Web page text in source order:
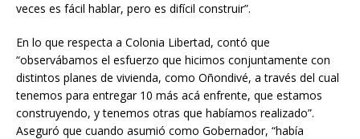
veces es fácil hablar, pero es difícil construir”.
En lo que respecta a Colonia Libertad, contó que
“observábamos el esfuerzo que hicimos conjuntamente con
distintos planes de vivienda, como Oñondivé, a través del cual
tenemos para entregar 10 más acá enfrente, que estamos
construyendo, y tenemos otras que habíamos realizado”.
Aseguró que cuando asumió como Gobernador, “había